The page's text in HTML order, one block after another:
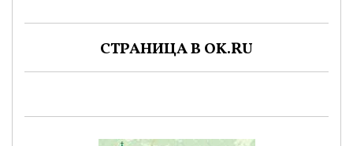
СТРАНИЦА В OK.RU